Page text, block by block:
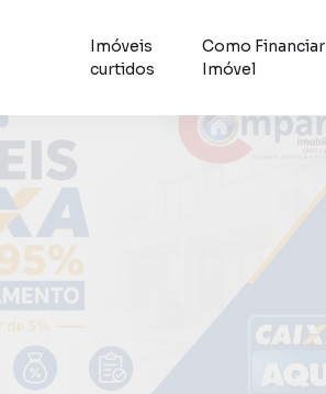
Imóveis
curtidos
Como Financiar
Imóvel